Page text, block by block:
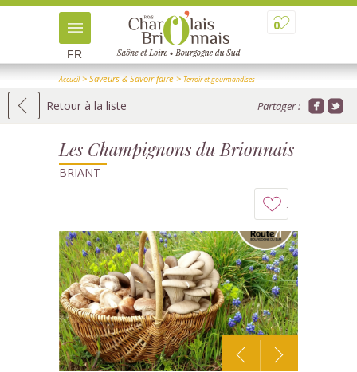
0
FR
Accueil> Saveurs & Savoir-faire > Terroir et gourmandises
Retour à la liste Partager :
Les Champignons du Brionnais
BRIANT
à
mon
carnet